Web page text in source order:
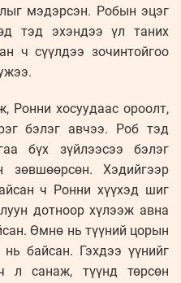
мэдэрсэн. Робын эцэг
тэд эхэндээ үл таних
ч сүүлдээ зочинтойгоо
Ронни хосуудаас ороолт,
бэлэг авчээ. Роб тэд
бүх зүйлээсээ бэлэг
зөвшөөрсөн. Хэдийгээр
ч Ронни хүүхэд шиг
дотноор хүлээж авна
Өмнө нь түүний цорын
байсан. Гэхдээ үүнийг
л санаж, түүнд төрсөн